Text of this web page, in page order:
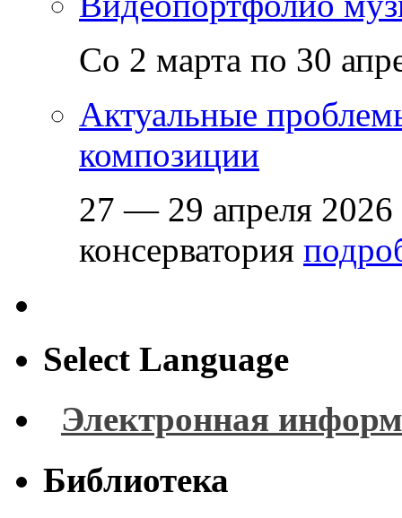
Со 2 марта по 30
Актуальные
композиции
27 — 29 апреля 2026
консерватория
Select Language
Электронная
Библиотека